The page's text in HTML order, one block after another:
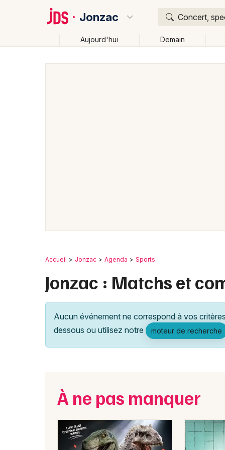
Jonzac Concert,
Aujourd'hui Demain
Accueil Jonzac Agenda Sports
Jonzac : Matchs et
Aucun événement ne correspond à vos
dessous ou utilisez notre
moteur de recherche
À ne pas manquer